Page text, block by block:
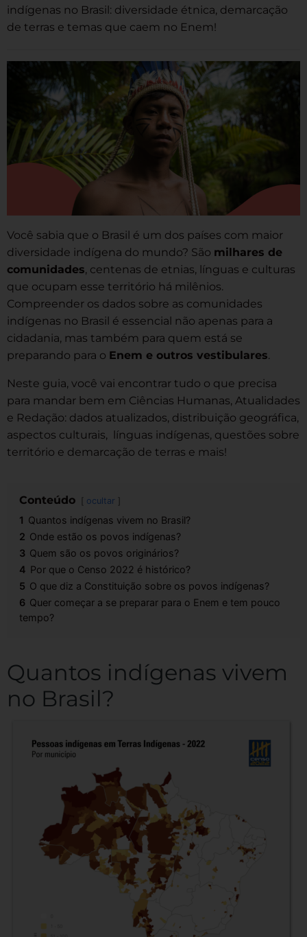
indígenas no Brasil: diversidade étnica, demarcação
de terras e temas que caem no Enem!
Você sabia que o Brasil é um dos países com maior
diversidade indígena do mundo? São milhares de
comunidades, centenas de etnias, línguas e culturas
que ocupam esse território há milênios.
Compreender os dados sobre as comunidades
indígenas no Brasil é essencial não apenas para a
cidadania, mas também para quem está se
preparando para o Enem e outros vestibulares.
Neste guia, você vai encontrar tudo o que precisa
para mandar bem em Ciências Humanas, Atualidades
e Redação: dados atualizados, distribuição geográfica,
aspectos culturais, línguas indígenas, questões sobre
território e demarcação de terras e mais!
Conteúdo ocultar
1 Quantos indígenas vivem no Brasil?
2 Onde estão os povos indígenas?
3 Quem são os povos originários?
4 Por que o Censo 2022 é histórico?
5 O que diz a Constituição sobre os povos indígenas?
6 Quer começar a se preparar para o Enem e tem pouco
tempo?
Quantos indígenas vivem
no Brasil?